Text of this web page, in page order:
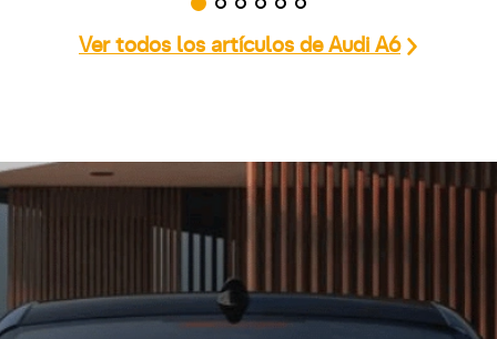
Ver todos los artículos de Audi A6